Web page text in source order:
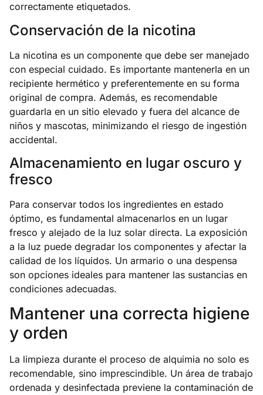
correctamente etiquetados.
Conservación de la nicotina
La nicotina es un componente que debe ser manejado
con especial cuidado. Es importante mantenerla en un
recipiente hermético y preferentemente en su forma
original de compra. Además, es recomendable
guardarla en un sitio elevado y fuera del alcance de
niños y mascotas, minimizando el riesgo de ingestión
accidental.
Almacenamiento en lugar oscuro y
fresco
Para conservar todos los ingredientes en estado
óptimo, es fundamental almacenarlos en un lugar
fresco y alejado de la luz solar directa. La exposición
a la luz puede degradar los componentes y afectar la
calidad de los líquidos. Un armario o una despensa
son opciones ideales para mantener las sustancias en
condiciones adecuadas.
Mantener una correcta higiene
y orden
La limpieza durante el proceso de alquimia no solo es
recomendable, sino imprescindible. Un área de trabajo
ordenada y desinfectada previene la contaminación de